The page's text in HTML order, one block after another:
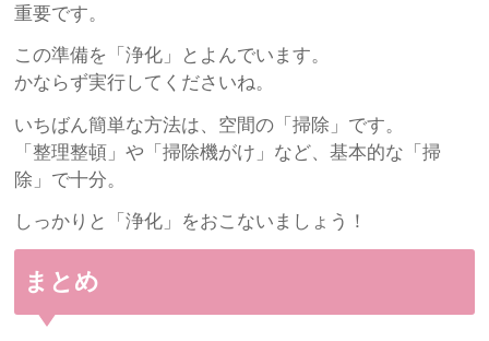
重要です。
この準備を「浄化」とよんでいます。
かならず実行してくださいね。
いちばん簡単な方法は、空間の「掃除」です。
「整理整頓」や「掃除機がけ」など、基本的な「掃
除」で十分。
しっかりと「浄化」をおこないましょう！
まとめ